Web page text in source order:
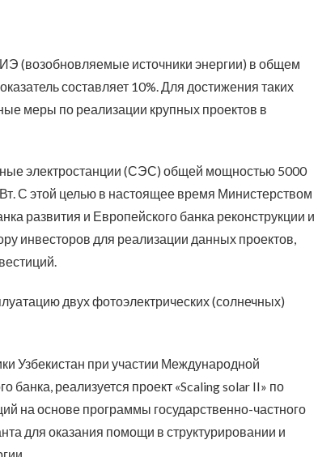
(возобновляемые источники энергии) в общем
составляет 10%. Для достижения таких
меры по реализации крупных проектов в
электростанции (СЭС) общей мощностью 5000
С этой целью в настоящее время Министерством
развития и Европейского банка реконструкции и
инвесторов для реализации данных проектов,
двух фотоэлектрических (солнечных)
Узбекистан при участии Международной
реализуется проект «Scaling solar II» по
на основе программы государственно-частного
для оказания помощи в структурировании и